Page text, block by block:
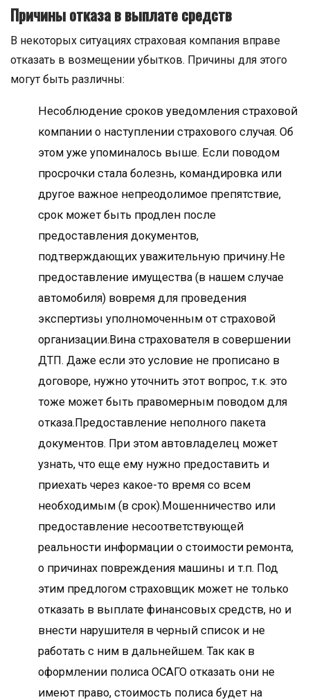
Причины отказа в выплате средств
В некоторых ситуациях страховая компания вправе
отказать в возмещении убытков. Причины для этого
могут быть различны:
Несоблюдение сроков уведомления страховой
компании о наступлении страхового случая. Об
этом уже упоминалось выше. Если поводом
просрочки стала болезнь, командировка или
другое важное непреодолимое препятствие,
срок может быть продлен после
предоставления документов,
подтверждающих уважительную причину.Не
предоставление имущества (в нашем случае
автомобиля) вовремя для проведения
экспертизы уполномоченным от страховой
организации.Вина страхователя в совершении
ДТП. Даже если это условие не прописано в
договоре, нужно уточнить этот вопрос, т.к. это
тоже может быть правомерным поводом для
отказа.Предоставление неполного пакета
документов. При этом автовладелец может
узнать, что еще ему нужно предоставить и
приехать через какое-то время со всем
необходимым (в срок).Мошенничество или
предоставление несоответствующей
реальности информации о стоимости ремонта,
о причинах повреждения машины и т.п. Под
этим предлогом страховщик может не только
отказать в выплате финансовых средств, но и
внести нарушителя в черный список и не
работать с ним в дальнейшем. Так как в
оформлении полиса ОСАГО отказать они не
имеют право, стоимость полиса будет на